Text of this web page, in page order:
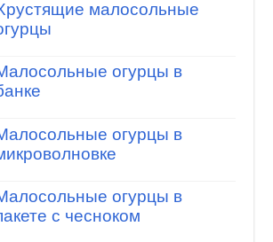
малосольные
огурцы в
огурцы в
огурцы в
с чесноком